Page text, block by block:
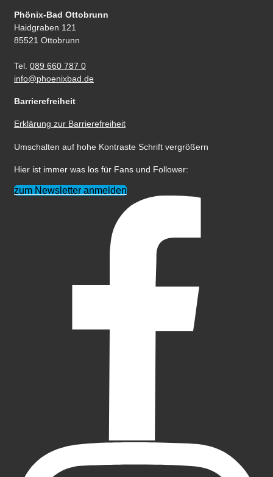
Phönix-Bad Ottobrunn
Haidgraben 121
85521 Ottobrunn
Tel. 089 660 787 0
info@phoenixbad.de
Barrierefreiheit
Erklärung zur Barrierefreiheit
Umschalten auf hohe Kontraste Schrift vergrößern
Hier ist immer was los für Fans und Follower:
zum Newsletter anmelden